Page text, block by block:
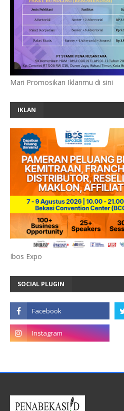
Mari Promosikan Iklanmu di sini
IKLAN
Ibos Expo
SOCIAL PLUGIN